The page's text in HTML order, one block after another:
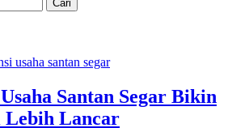
Santan Segar Bikin
Lebih Lancar